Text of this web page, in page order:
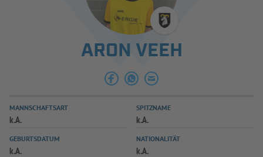
SPIELBETRIEB & VERBANDSLEBEN
AUSBILDUNG & FÖRDERUNG
SPIELPLUS
ARON VEEH
MANNSCHAFTSART
k.A.
SPITZNAME
k.A.
GEBURTSDATUM
k.A.
NATIONALITÄT
k.A.